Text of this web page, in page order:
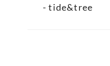
- tide&tree